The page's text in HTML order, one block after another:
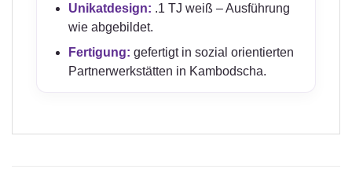
Unikatdesign: .1 TJ weiß – Ausführung
wie abgebildet.
Fertigung: gefertigt in sozial orientierten
Partnerwerkstätten in Kambodscha.